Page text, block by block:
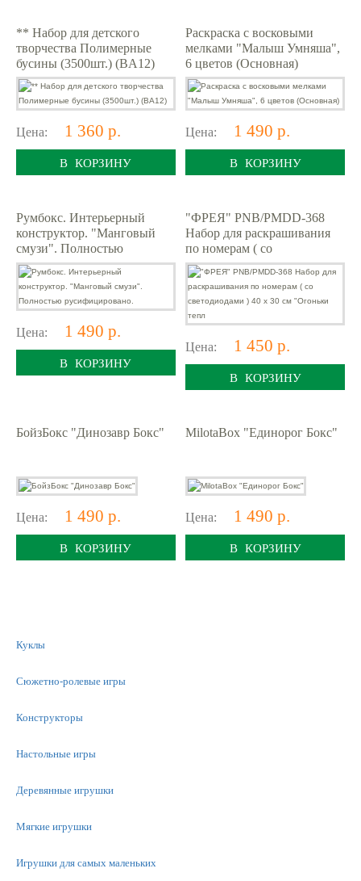
** Набор для детского
творчества Полимерные
бусины (3500шт.) (BA12)
Цена: 1 360 р.
В КОРЗИНУ
Раскраска с восковыми
мелками "Малыш Умняша",
6 цветов (Основная)
Цена: 1 490 р.
В КОРЗИНУ
Румбокс. Интерьерный
конструктор. "Манговый
смузи". Полностью
русифицировано.
Цена: 1 490 р.
В КОРЗИНУ
"ФРЕЯ" PNB/PMDD-368
Набор для раскрашивания
по номерам ( со
светодиодами ) 40 х 30 см
"Огоньки тепл
Цена: 1 450 р.
В КОРЗИНУ
БойзБокс "Динозавр Бокс"
Цена: 1 490 р.
В КОРЗИНУ
MilotaBox "Единорог Бокс"
Цена: 1 490 р.
В КОРЗИНУ
Куклы
Сюжетно-ролевые игры
Конструкторы
Настольные игры
Деревянные игрушки
Мягкие игрушки
Игрушки для самых маленьких